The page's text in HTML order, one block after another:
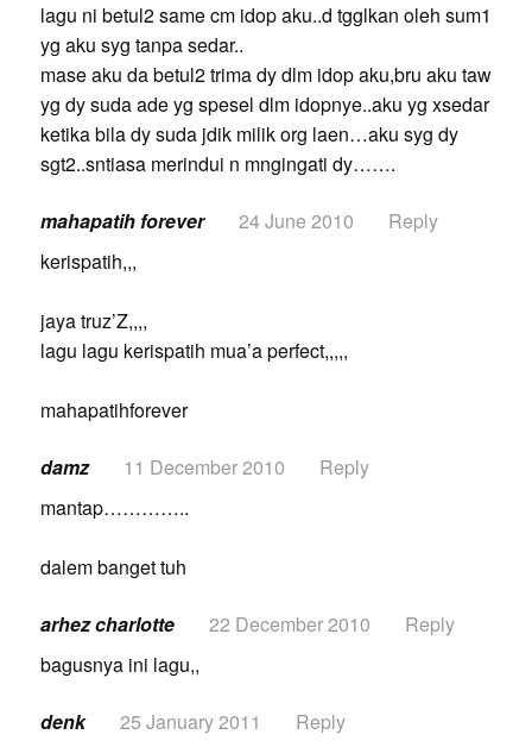
lagu ni betul2 same cm idop aku..d tgglkan oleh sum1
yg aku syg tanpa sedar..
mase aku da betul2 trima dy dlm idop aku,bru aku taw
yg dy suda ade yg spesel dlm idopnye..aku yg xsedar
ketika bila dy suda jdik milik org laen…aku syg dy
sgt2..sntiasa merindui n mngingati dy…….
mahapatih forever 24 June 2010
Reply
kerispatih,,,
jaya truz’Z,,,,
lagu lagu kerispatih mua’a perfect,,,,,
mahapatihforever
damz 11 December 2010
Reply
mantap…………..
dalem banget tuh
arhez charlotte 22 December 2010
Reply
bagusnya ini lagu,,
denk 25 January 2011
Reply